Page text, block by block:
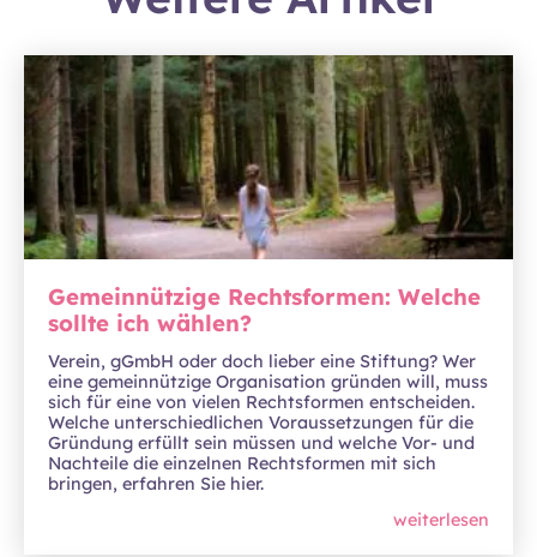
Gemeinnützige Rechtsformen: Welche
sollte ich wählen?
Verein, gGmbH oder doch lieber eine Stiftung? Wer
eine gemeinnützige Organisation gründen will, muss
sich für eine von vielen Rechtsformen entscheiden.
Welche unterschiedlichen Voraussetzungen für die
Gründung erfüllt sein müssen und welche Vor- und
Nachteile die einzelnen Rechtsformen mit sich
bringen, erfahren Sie hier.
weiterlesen